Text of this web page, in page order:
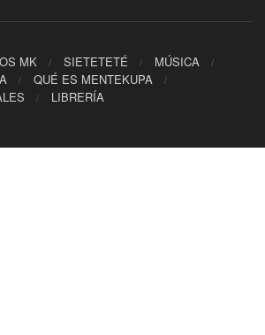
MK SIETETETÉ
MÚSICA
QUÉ ES MENTEKUPA
LIBRERÍA